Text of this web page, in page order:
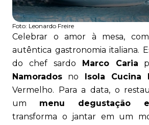
Foto: Leonardo Freire
Celebrar o amor à mesa,
autêntica gastronomia italiana.
do chef sardo
Marco Caria
Namorados no Isola Cucina
Vermelho. Para a data, o
um menu degustação
transforma o jantar em um